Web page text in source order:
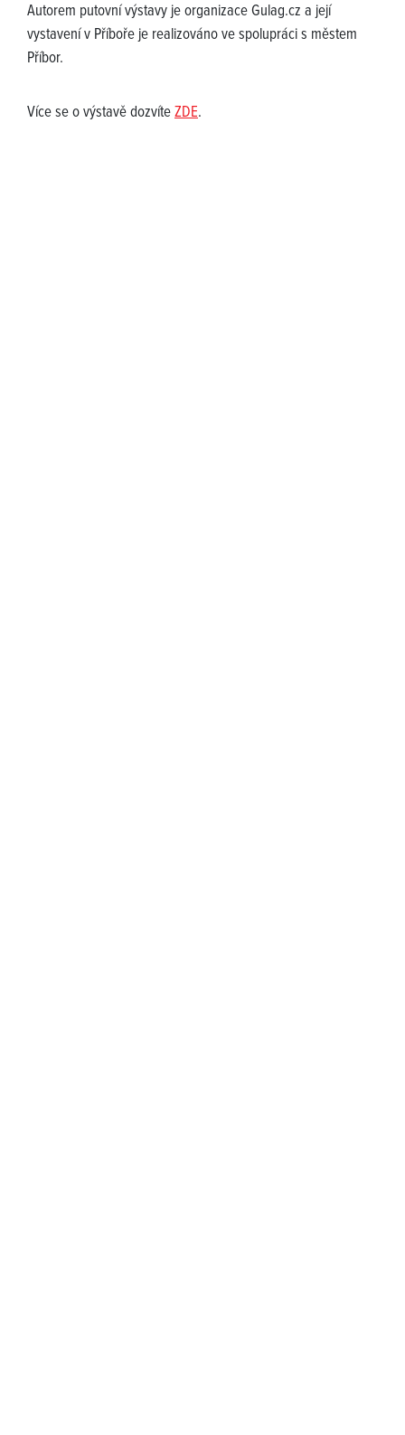
Autorem putovní výstavy je organizace Gulag.cz a její
vystavení v Příboře je realizováno ve spolupráci s městem
Příbor.
Více se o výstavě dozvíteZDE.